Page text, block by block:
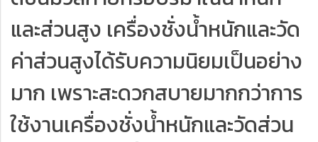
และส่วนสูง เครื่องชั่งน้ำหนักและวัด
ค่าส่วนสูงได้รับความนิยมเป็นอย่าง
มาก เพราะสะดวกสบายมากกว่าการ
ใช้งานเครื่องชั่งน้ำหนักและวัดส่วน